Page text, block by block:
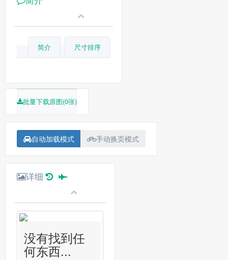
简介 尺寸排序
批量下载原图(0张)
自动加载模式 手动换页模式
详细
没有找到任
何东西...